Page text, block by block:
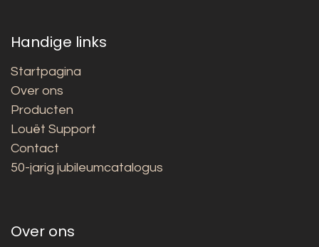
Handige links
Startpagina
Over ons
Producten
Louët Support
Contact
50-jarig jubileumcatalogus
Over ons